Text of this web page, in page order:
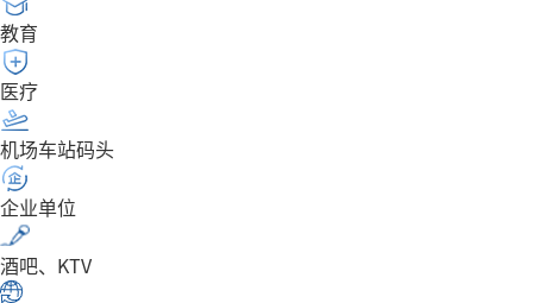
教育
医疗
机场车站码头
企业单位
酒吧、KTV